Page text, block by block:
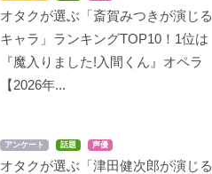
オタクが選ぶ「斎賀みつきが演じる
キャラ」ランキングTOP10！1位は
『魔入りました!入間くん』オペラ
【2026年...
アンケート 話題 声優
オタクが選ぶ「津田健次郎が演じる